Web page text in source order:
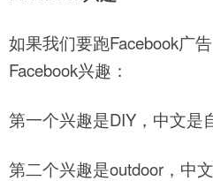
如果我们要跑Facebook广
Facebook兴趣：
第一个兴趣是DIY，中文是
第二个兴趣是outdoor，中